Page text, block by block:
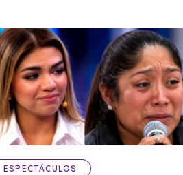
ESPECTÁCULOS